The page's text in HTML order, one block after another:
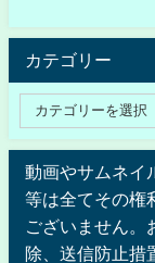
カテゴリー
動画やサムネイ
等は全てその権
ございません。
除、送信防止措